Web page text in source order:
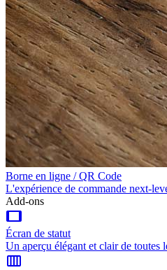
Borne en ligne / QR Code
L'expérience de commande next-
Add-ons
tablet
Écran de statut
Un aperçu élégant et clair de toutes
calendar_view_week